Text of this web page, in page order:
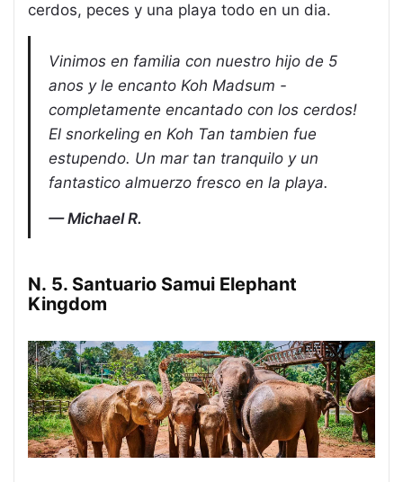
cerdos, peces y una playa todo en un dia.
Vinimos en familia con nuestro hijo de 5
anos y le encanto Koh Madsum -
completamente encantado con los cerdos!
El snorkeling en Koh Tan tambien fue
estupendo. Un mar tan tranquilo y un
fantastico almuerzo fresco en la playa.
Michael R.
N. 5. Santuario Samui Elephant
Kingdom